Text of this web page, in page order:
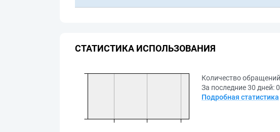
СТАТИСТИКА ИСПОЛЬЗОВАНИЯ
Количество
За последние 30 дней:0
Подробная статистика